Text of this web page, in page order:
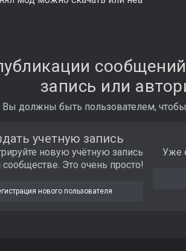
запись или
Вы должны быть пользователем,
учетную запись
новую учётную запись
Это очень просто!
нового пользователя
Уже